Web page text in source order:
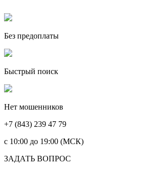
Без предоплаты
Быстрый поиск
Нет мошенников
+7 (843) 239 47 79
c 10:00 до 19:00 (МСК)
ЗАДАТЬ ВОПРОС